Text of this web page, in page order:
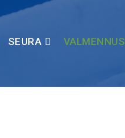
SEURA VALMENNUS